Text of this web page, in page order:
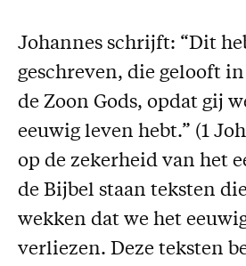
Over AMEN
Abonnementen
Steun AMEN
Missie
Service
Adreswijziging
Johannes schrijft: “Dit
geschreven, die gelooft
de Zoon Gods, opdat gij
eeuwig leven hebt.” (1
op de zekerheid van het
de Bijbel staan teksten
wekken dat we het
verliezen. Deze teksten